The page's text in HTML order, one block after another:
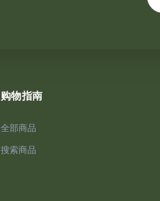
购物指南
全部商品
搜索商品